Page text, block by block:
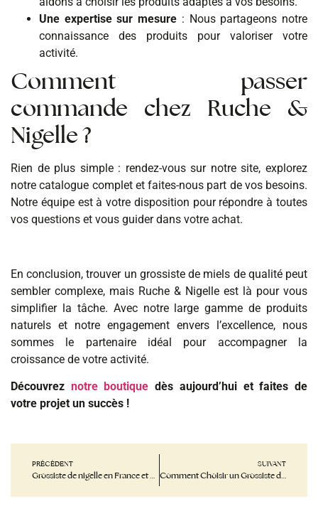
Une expertise sur mesure : Nous partageons notre
connaissance des produits pour valoriser votre
activité.
Comment passer
commande chez Ruche &
Nigelle ?
Rien de plus simple : rendez-vous sur notre site, explorez
notre catalogue complet et faites-nous part de vos besoins.
Notre équipe est à votre disposition pour répondre à toutes
vos questions et vous guider dans votre achat.
En conclusion, trouver un grossiste de miels de qualité peut
sembler complexe, mais Ruche & Nigelle est là pour vous
simplifier la tâche. Avec notre large gamme de produits
naturels et notre engagement envers l’excellence, nous
sommes le partenaire idéal pour accompagner la
croissance de votre activité.
Découvrez notre boutique dès aujourd’hui et faites de
votre projet un succès !
PRÉCÉDENT
Grossiste de nigelle en France et à L’international
SUIVANT
Comment Choisir un Grossiste de Miel de Qualité Pour Votre Boutique